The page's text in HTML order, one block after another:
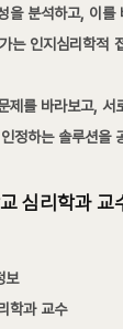
을 분석하고, 이를
는 인지심리학적
제를 바라보고, 서
정하는 솔루션을
심리학과 교
보
학과 교수